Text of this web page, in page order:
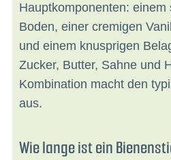
Hauptkomponenten:
Boden, einer cremigen
und einem knusprigen
Zucker, Butter, Sahne und
Kombination macht den
aus.
Wie lange ist ein